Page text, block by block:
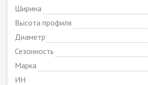
Ширина
Высота профиля
Диаметр
Сезонность
Марка
ИН